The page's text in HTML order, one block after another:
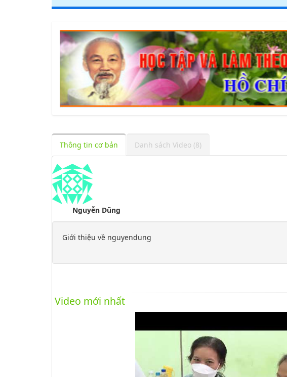
Thông tin cơ bản Danh sách Video (8)
Nguyễn Dũng
Giới thiệu về nguyendung
Video mới nhất